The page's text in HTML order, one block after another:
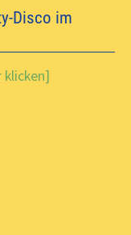
Disco im
klicken]